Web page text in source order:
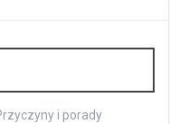
i porady